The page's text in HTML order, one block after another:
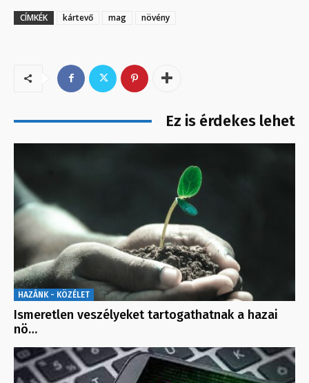
CÍMKÉK kártevő mag növény
Ez is érdekes lehet
HAZÁNK - KÖZÉLET
Ismeretlen veszélyeket tartogathatnak a hazai
nö…